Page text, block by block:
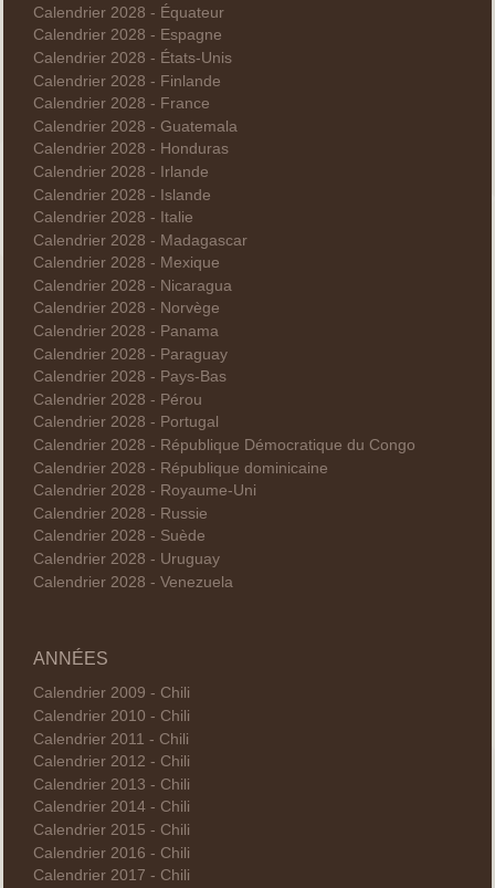
Calendrier 2028 - Équateur
Calendrier 2028 - Espagne
Calendrier 2028 - États-Unis
Calendrier 2028 - Finlande
Calendrier 2028 - France
Calendrier 2028 - Guatemala
Calendrier 2028 - Honduras
Calendrier 2028 - Irlande
Calendrier 2028 - Islande
Calendrier 2028 - Italie
Calendrier 2028 - Madagascar
Calendrier 2028 - Mexique
Calendrier 2028 - Nicaragua
Calendrier 2028 - Norvège
Calendrier 2028 - Panama
Calendrier 2028 - Paraguay
Calendrier 2028 - Pays-Bas
Calendrier 2028 - Pérou
Calendrier 2028 - Portugal
Calendrier 2028 - République Démocratique du Congo
Calendrier 2028 - République dominicaine
Calendrier 2028 - Royaume-Uni
Calendrier 2028 - Russie
Calendrier 2028 - Suède
Calendrier 2028 - Uruguay
Calendrier 2028 - Venezuela
ANNÉES
Calendrier 2009 - Chili
Calendrier 2010 - Chili
Calendrier 2011 - Chili
Calendrier 2012 - Chili
Calendrier 2013 - Chili
Calendrier 2014 - Chili
Calendrier 2015 - Chili
Calendrier 2016 - Chili
Calendrier 2017 - Chili